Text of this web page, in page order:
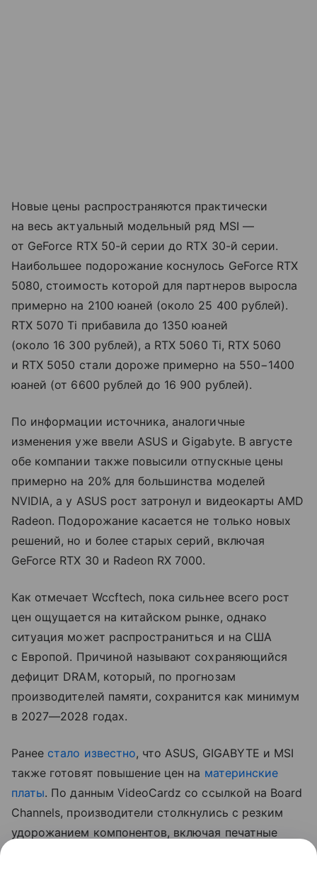
Новые цены распространяются практически
на весь актуальный модельный ряд MSI —
от GeForce RTX 50-й серии до RTX 30-й серии.
Наибольшее подорожание коснулось GeForce RTX
5080, стоимость которой для партнеров выросла
примерно на 2100 юаней (около 25 400 рублей).
RTX 5070 Ti прибавила до 1350 юаней
(около 16 300 рублей), а RTX 5060 Ti, RTX 5060
и RTX 5050 стали дороже примерно на 550−1400
юаней (от 6600 рублей до 16 900 рублей).
По информации источника, аналогичные
изменения уже ввели ASUS и Gigabyte. В августе
обе компании также повысили отпускные цены
примерно на 20% для большинства моделей
NVIDIA, а у ASUS рост затронул и видеокарты AMD
Radeon. Подорожание касается не только новых
решений, но и более старых серий, включая
GeForce RTX 30 и Radeon RX 7000.
Как отмечает Wccftech, пока сильнее всего рост
цен ощущается на китайском рынке, однако
ситуация может распространиться и на США
с Европой. Причиной называют сохраняющийся
дефицит DRAM, который, по прогнозам
производителей памяти, сохранится как минимум
в 2027—2028 годах.
Ранее стало известно, что ASUS, GIGABYTE и MSI
также готовят повышение цен на материнские
платы. По данным VideoCardz со ссылкой на Board
Channels, производители столкнулись с резким
удорожанием компонентов, включая печатные